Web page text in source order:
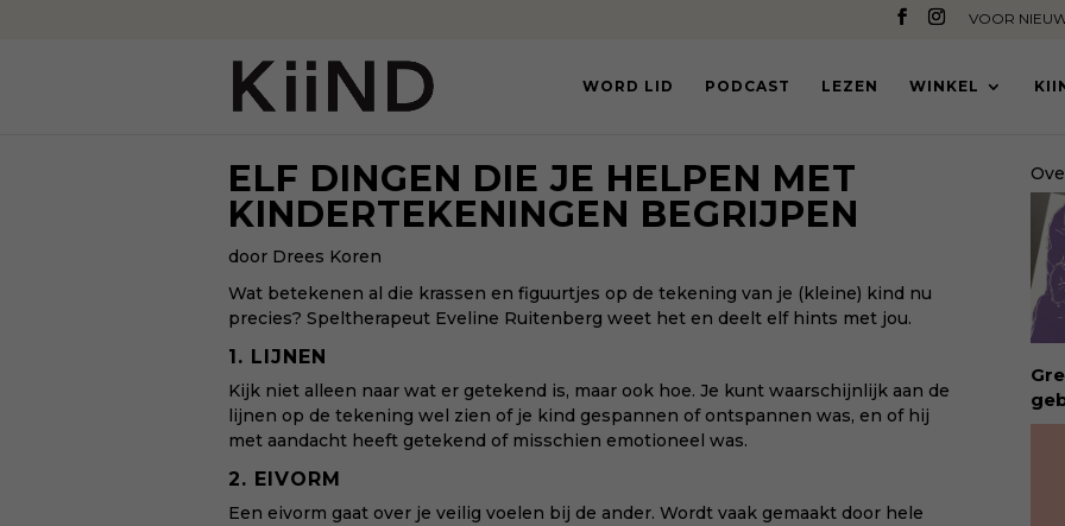
VOOR
WORD LID PODCAST LEZEN WINKEL
ELF DINGEN DIE JE HELPEN MET
KINDERTEKENINGEN BEGRIJPEN
door Drees Koren
Wat betekenen al die krassen en figuurtjes op de tekening van je (kleine) kind nu
precies? Speltherapeut Eveline Ruitenberg weet het en deelt elf hints met jou.
1. LIJNEN
Kijk niet alleen naar wat er getekend is, maar ook hoe. Je kunt waarschijnlijk aan de
lijnen op de tekening wel zien of je kind gespannen of ontspannen was, en of hij
met aandacht heeft getekend of misschien emotioneel was.
2. EIVORM
Een eivorm gaat over je veilig voelen bij de ander. Wordt vaak gemaakt door hele